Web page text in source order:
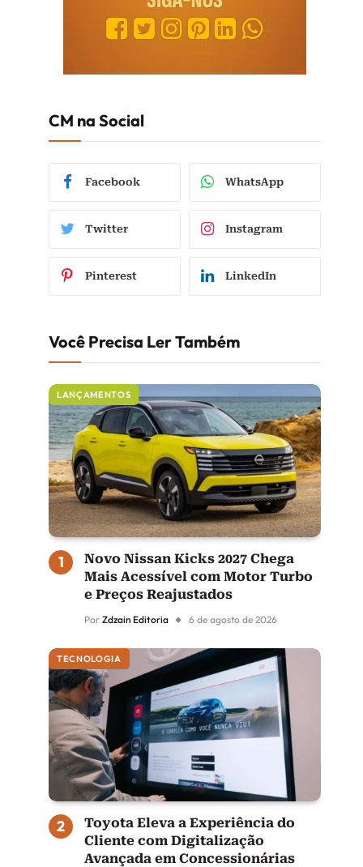
CM na Social
Facebook WhatsApp
Twitter Instagram
Pinterest LinkedIn
Você Precisa Ler Também
LANÇAMENTOS
Novo Nissan Kicks 2027 Chega
Mais Acessível com Motor Turbo
e Preços Reajustados
Por Zdzain Editoria 6 de agosto de 2026
TECNOLOGIA
Toyota Eleva a Experiência do
Cliente com Digitalização
Avançada em Concessionárias